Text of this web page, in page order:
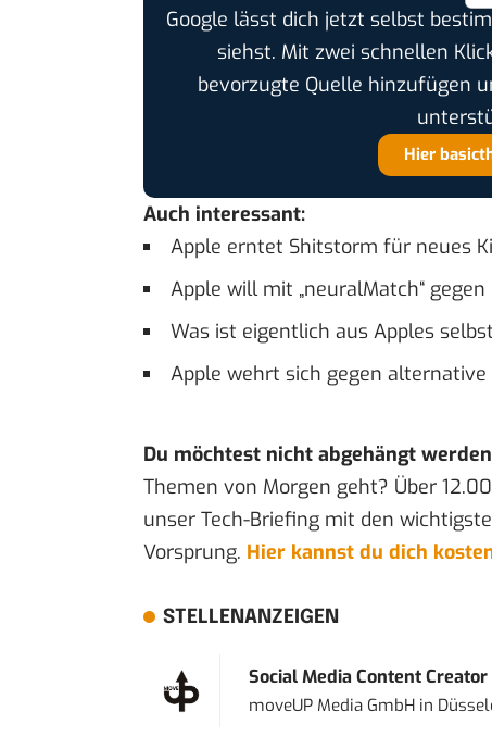
Google lässt dich jetzt selbst
siehst. Mit zwei schnellen
bevorzugte Quelle hinzufügen
Hier
Auch interessant:
Apple erntet Shitstorm für neues
Apple will mit „neuralMatch“
Was ist eigentlich aus Apples
Apple wehrt sich gegen
Du möchtest nicht abgehängt werden
Themen von Morgen geht? Über
unser Tech-Briefing mit den
Vorsprung. Hier kannst du dich
STELLENANZEIGEN
Social Media Content
moveUP Media GmbHin